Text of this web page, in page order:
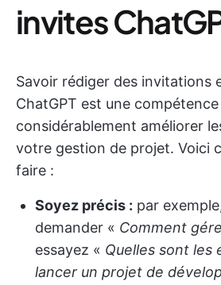
invites
Savoir rédiger des invitations
ChatGPT est une
considérablement améliorer
votre gestion de projet. Voici
faire :
Soyez précis : par
demander « Comment
essayez « Quelles sont les
lancer un projet de